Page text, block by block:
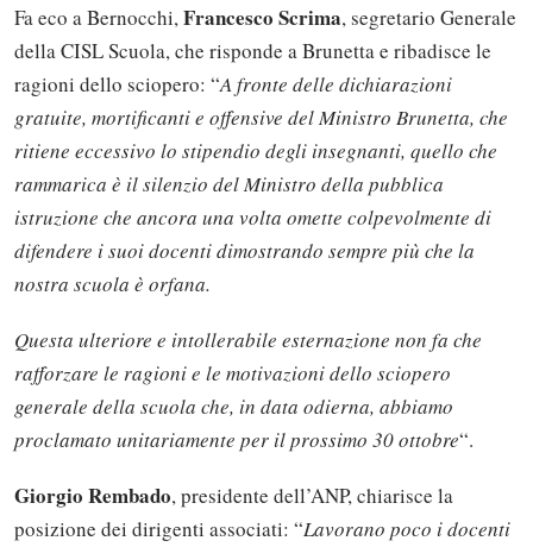
Fa eco a Bernocchi,Francesco Scrima, segretario Generale
della CISL Scuola, che risponde a Brunetta e ribadisce le
ragioni dello sciopero: “A fronte delle dichiarazioni
gratuite, mortificanti e offensive del Ministro Brunetta, che
ritiene eccessivo lo stipendio degli insegnanti, quello che
rammarica è il silenzio del Ministro della pubblica
istruzione che ancora una volta omette colpevolmente di
difendere i suoi docenti dimostrando sempre più che la
nostra scuola è orfana.
Questa ulteriore e intollerabile esternazione non fa che
rafforzare le ragioni e le motivazioni dello sciopero
generale della scuola che, in data odierna, abbiamo
proclamato unitariamente per il prossimo 30 ottobre“.
Giorgio Rembado, presidente dell’ANP, chiarisce la
posizione dei dirigenti associati: “Lavorano poco i docenti